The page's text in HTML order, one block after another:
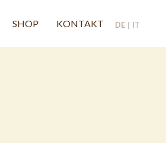
SHOP KONTAKT DE IT